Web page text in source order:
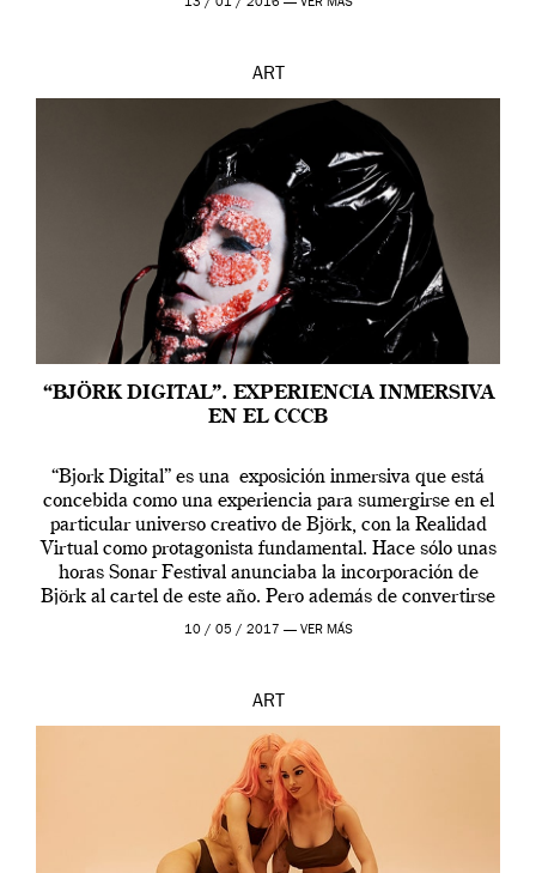
13 / 01 / 2016 — VER MÁS
ART
“BJÖRK DIGITAL”. EXPERIENCIA INMERSIVA
EN EL CCCB
“Bjork Digital” es una exposición inmersiva que está
concebida como una experiencia para sumergirse en el
particular universo creativo de Björk, con la Realidad
Virtual como protagonista fundamental. Hace sólo unas
horas Sonar Festival anunciaba la incorporación de
Björk al cartel de este año. Pero además de convertirse
en una de las actuaciones más relevantes […]
10 / 05 / 2017 — VER MÁS
ART